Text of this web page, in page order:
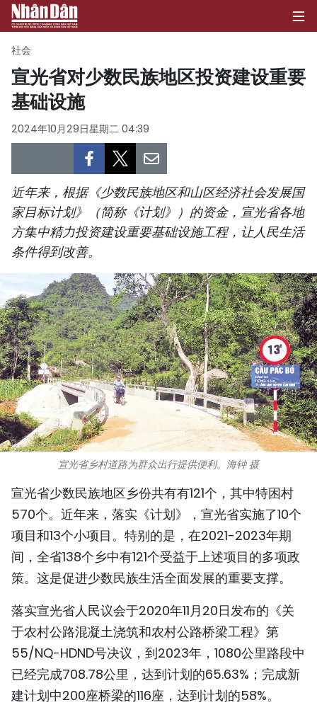
政治
经济
社会
环保
体育
国际
旅游
友谊桥梁
史海
多功能媒体
图表新闻
图库
视频
人民报社简介
TIẾNG VIỆT
ENGLISH
社会
宣光省对少数民族地区投资建设重要
基础设施
2024年10月29日星期二 04:39
近年来，根据《少数民族地区和山区经济社会发展国
家目标计划》（简称《计划》）的资金，宣光省各地
方集中精力投资建设重要基础设施工程，让人民生活
条件得到改善。
宣光省乡村道路为群众出行提供便利。海钟 摄
宣光省少数民族地区乡份共有有121个，其中特困村
570个。近年来，落实《计划》，宣光省实施了10个
项目和13个小项目。特别的是，在2021-2023年期
间，全省138个乡中有121个受益于上述项目的多项政
策。这是促进少数民族生活全面发展的重要支撑。
落实宣光省人民议会于2020年11月20日发布的《关
于农村公路混凝土浇筑和农村公路桥梁工程》第
55/NQ-HDND号决议，到2023年，1080公里路段中
已经完成708.78公里，达到计划的65.63%；完成新
建计划中200座桥梁的116座，达到计划的58%。